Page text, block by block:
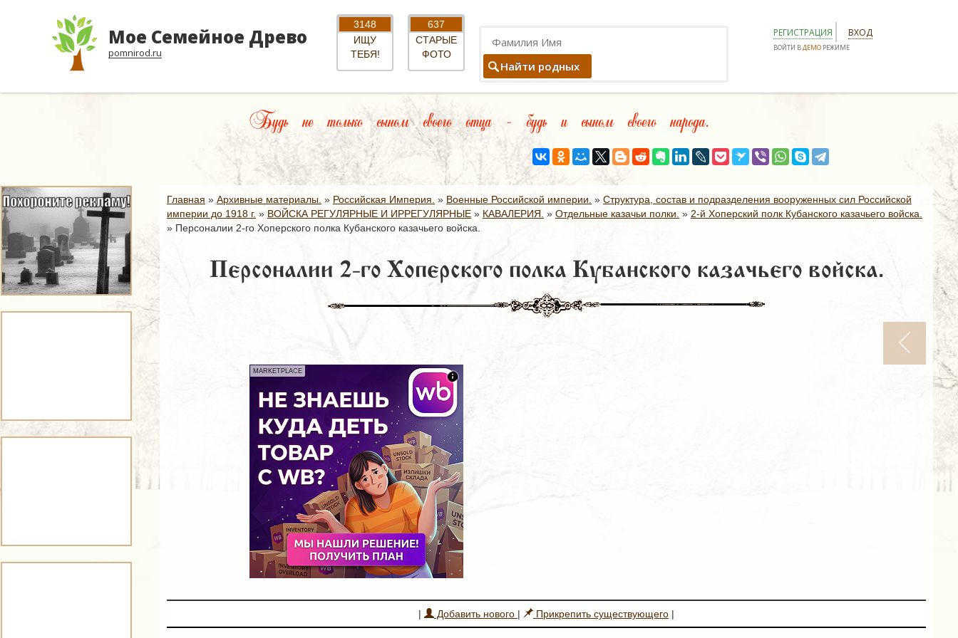
Мое Семейное Древо
pomnirod.ru
3148
ИЩУ
ТЕБЯ!
637
СТАРЫЕ
ФОТО
Найти родных
РЕГИСТРАЦИЯ ВХОД
ВОЙТИ ВДЕМО РЕЖИМЕ
Будь не только сыном своего отца – будь и сыном своего народа.
Главная » Архивные материалы. » Российская Империя. » Военные Российской империи. » Структура, состав и подразделения вооруженных сил Российской
империи до 1918 г. » ВОЙСКА РЕГУЛЯРНЫЕ И ИРРЕГУЛЯРНЫЕ » КАВАЛЕРИЯ. » Отдельные казачьи полки. » 2-й Хоперский полк Кубанского казачьего войска.
» Персоналии 2-го Хоперского полка Кубанского казачьего войска.
Персоналии 2-го Хоперского полка Кубанского казачьего войска.
MARKETPLACE
| Добавить нового | Прикрепить существующего |